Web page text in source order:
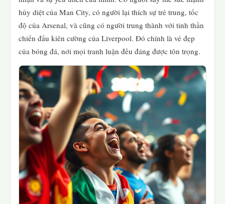
hủy diệt của Man City, có người lại thích sự trẻ trung, tốc
độ của Arsenal, và cũng có người trung thành với tinh thần
chiến đấu kiên cường của Liverpool. Đó chính là vẻ đẹp
của bóng đá, nơi mọi tranh luận đều đáng được tôn trọng.